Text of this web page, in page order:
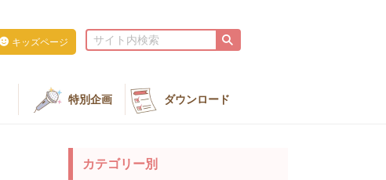
キッズページ
特別企画 ダウンロード
カテゴリー別